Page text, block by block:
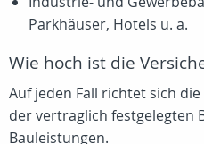
Parkhäuser, Hotels u. a.
Wie hoch ist die
Auf jeden Fall richtet sich
der vertraglich festgelegten
Bauleistungen.